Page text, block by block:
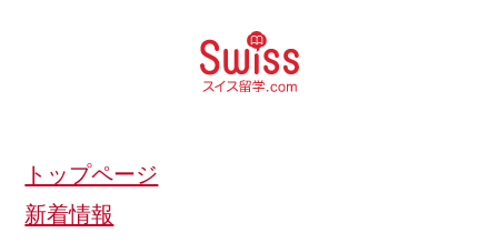
トップページ
新着情報